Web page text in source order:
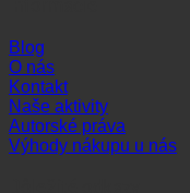
Blog
O nás
Kontakt
Naše aktivity
Autorské práva
Výhody nákupu u nás